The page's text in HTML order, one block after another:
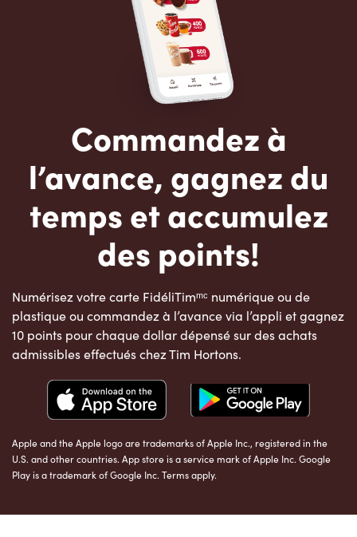
Commandez à
l’avance, gagnez du
temps et accumulez
des points!
Numérisez votre carte FidéliTimᵐᶜ numérique ou de
plastique ou commandez à l’avance via l’appli et gagnez
10 points pour chaque dollar dépensé sur des achats
admissibles effectués chez Tim Hortons.
Apple and the Apple logo are trademarks of Apple Inc., registered in the
U.S. and other countries. App store is a service mark of Apple Inc. Google
Play is a trademark of Google Inc. Terms apply.